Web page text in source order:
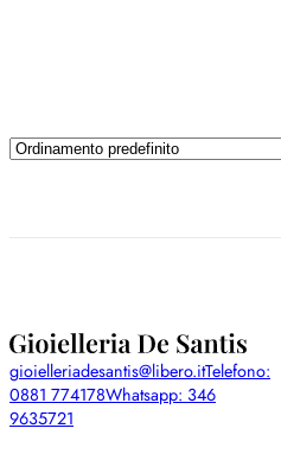
gioielleriadesantis@libero.itTelefono:
0881 774178Whatsapp: 346
9635721